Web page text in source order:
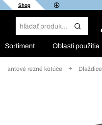
Shop
Sortiment Oblasti použitia
rezné kotúče Dlaždice